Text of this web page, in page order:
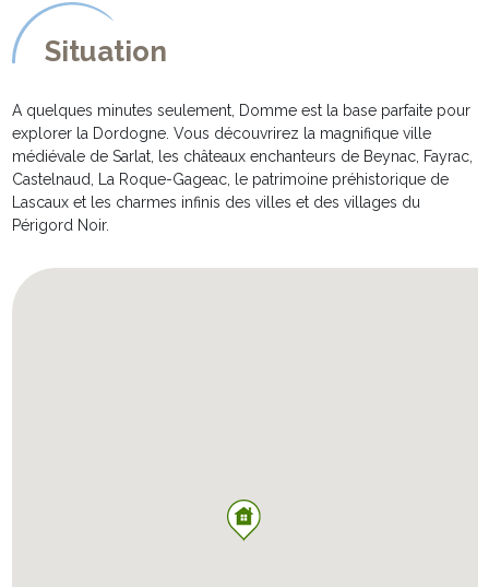
* Une grande terrasse avec une énorme table en teck, et assez de
chaises pour tout le monde, l'endroit idéal pour des longs repas
en famille. Vous pouvez contemplez la vue magnifique avec en
* Un coin salon avec cheminée, et fauteuils, idéal pour des
soirées au coin de feu en mi saison.
* Le grand jardin se compose des endroits boisé et de la
pelouse, parfait pour les jeux d'enfants
* La piscine de 12 x 5m est chauffée d'Avril à Fin Septembre. Elle
es équipée de transats et de parasols et jouit d'une vue
La piscine est sécurisée par un volet roulant électrique.
* "Cerise sur le gâteau" : la maison bénéficie d'un court de tennis
Situation
A quelques minutes seulement, Domme est la base parfaite pour
explorer la Dordogne. Vous découvrirez la magnifique ville
médiévale de Sarlat, les châteaux enchanteurs de Beynac, Fayrac,
Castelnaud, La Roque-Gageac, le patrimoine préhistorique de
Lascaux et les charmes infinis des villes et des villages du
Périgord Noir.